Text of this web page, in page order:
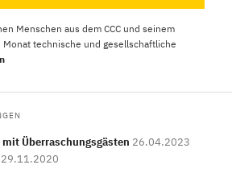
Menschen aus dem CCC und seinem
technische und gesellschaftliche
Überraschungsgästen 26.04.2023
29.11.2020